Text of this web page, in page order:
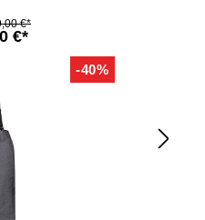
€*
€*
-40%